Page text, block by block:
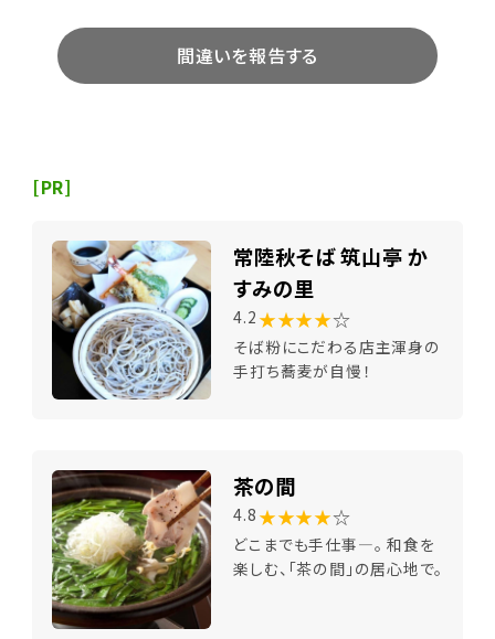
間違いを報告する
[PR]
常陸秋そば 筑山亭 か
すみの里
4.2 ★★★★☆
そば粉にこだわる店主渾身の
手打ち蕎麦が自慢！
茶の間
4.8 ★★★★☆
どこまでも手仕事―。 和食を
楽しむ、「茶の間」の居心地で。